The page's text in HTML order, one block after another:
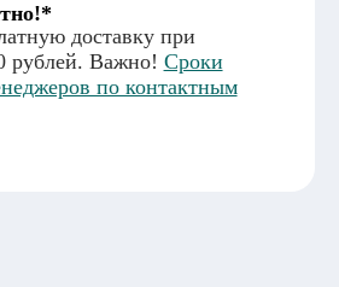
доставку при
рублей. Важно! Сроки
по контактным